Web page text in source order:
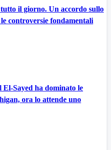
il giorno. Un accordo sullo
controversie fondamentali
Sayed ha dominato le
ora lo attende uno